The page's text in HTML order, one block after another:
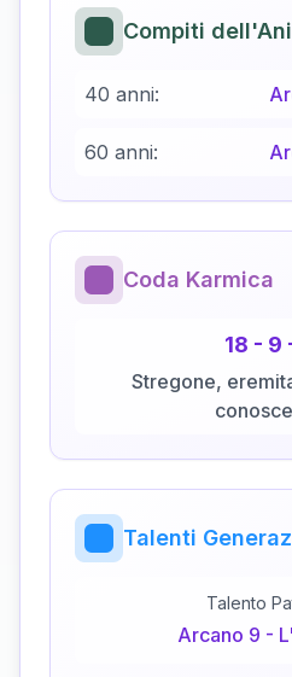
Compiti
40 anni:
60 anni:
Coda Karmica
18 - 9
Stregone,
Talenti
Talento
Arcano 9 -